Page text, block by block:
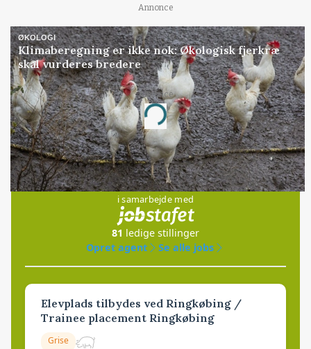
Annonce
ØKOLOGI
Klimaberegning er ikke nok: Økologisk fjerkræ
skal vurderes bredere
Annonce
Loading...
Jobs
i samarbejde med
81 ledige stillinger
Opret agent
Se alle jobs
Elevplads tilbydes ved Ringkøbing /
Trainee placement Ringkøbing
Grise